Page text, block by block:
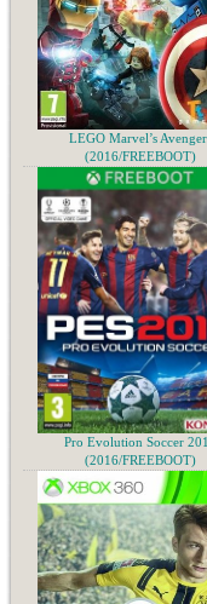
LEGO Marvel’s
(2016/FREEBOOT)
Pro Evolution Soccer
(2016/FREEBOOT)